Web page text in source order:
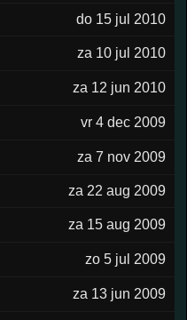
do 15 jul 2010
za 10 jul 2010
za 12 jun 2010
vr 4 dec 2009
za 7 nov 2009
za 22 aug 2009
za 15 aug 2009
zo 5 jul 2009
za 13 jun 2009